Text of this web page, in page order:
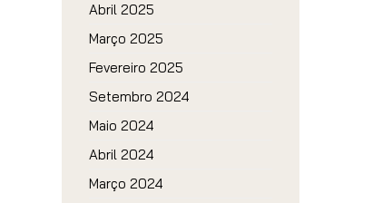
Abril 2025
Março 2025
Fevereiro 2025
Setembro 2024
Maio 2024
Abril 2024
Março 2024